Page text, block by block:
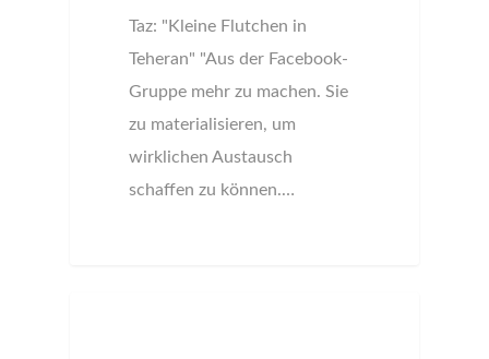
Taz: "Kleine Flutchen in
Teheran" "Aus der Facebook-
Gruppe mehr zu machen. Sie
zu materialisieren, um
wirklichen Austausch
schaffen zu können.…